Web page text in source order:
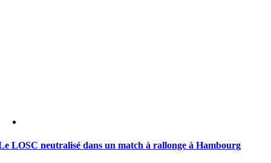
LOSC neutralisé dans un match à rallonge à Hambourg